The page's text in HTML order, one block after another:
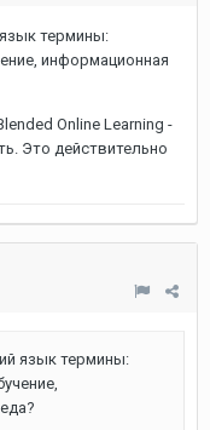
термины:
информационная
Online Learning -
Это действительно
язык термины: